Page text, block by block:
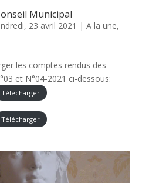
Municipal
23 avril 2021 | A la une,
les comptes rendus des
et N°04-2021 ci-dessous:
Télécharger
Télécharger